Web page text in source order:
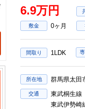
6.9万円
敷金 0ヶ月
間取り 1LDK
所在地 群馬県太
交通 東武桐生線
東武伊勢